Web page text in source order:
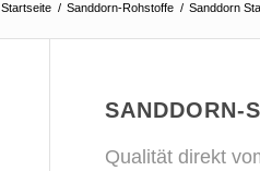
Startseite / Sanddorn-Rohstoffe / Sanddorn
SANDDORN-
Qualität direkt